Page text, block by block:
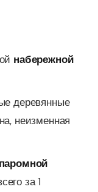
набережной
деревянные
неизменная
паромной
за 1